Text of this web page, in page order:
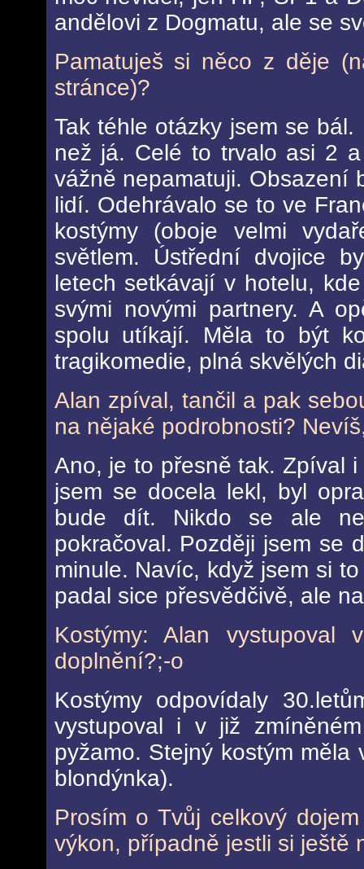
andělovi z Dogmatu, ale se
Pamatuješ si něco z děje
stránce)?
Tak téhle otázky jsem se
než já. Celé to trvalo asi 2
vážně nepamatuji. Obsazení
lidí. Odehrávalo se to ve
kostýmy (oboje velmi
světlem. Ústřední dvojice
letech setkávají v hotelu,
svými novými partnery. A
spolu utíkají. Měla to být
tragikomedie, plná skvělých
Alan zpíval, tančil a pak
na nějaké podrobnosti?
Ano, je to přesně tak. Zpíval
jsem se docela lekl, byl
bude dít. Nikdo se ale
pokračoval. Později jsem se
minule. Navíc, když jsem si
padal sice přesvědčivě, ale
Kostýmy: Alan
doplnění?;-o
Kostýmy odpovídaly
vystupoval i v již
pyžamo. Stejný kostým
blondýnka).
Prosím o Tvůj celkový
výkon, případně jestli si ještě